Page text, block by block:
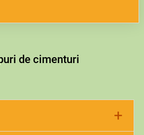
de cimenturi
+